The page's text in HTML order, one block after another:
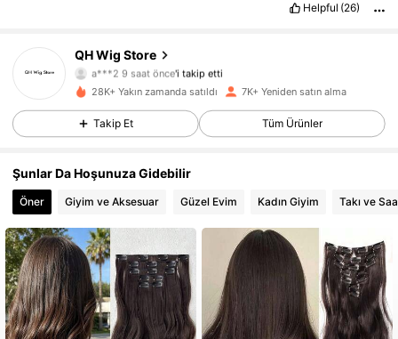
Helpful (26)
QH Wig Store
4,74
1.6K Takipçiler
a***2 9 saat önce'i takip etti
4,74 1.6K Takipçiler
4,74 1.6K Takipçiler
4,74 1.6K Takipçiler
28K+ Yakın zamanda satıldı 7K+ Yeniden satın alma
Takip Et Tüm Ürünler
Şunlar Da Hoşunuza Gidebilir
Öner Giyim ve Aksesuar Güzel Evim Kadın Giyim Takı ve